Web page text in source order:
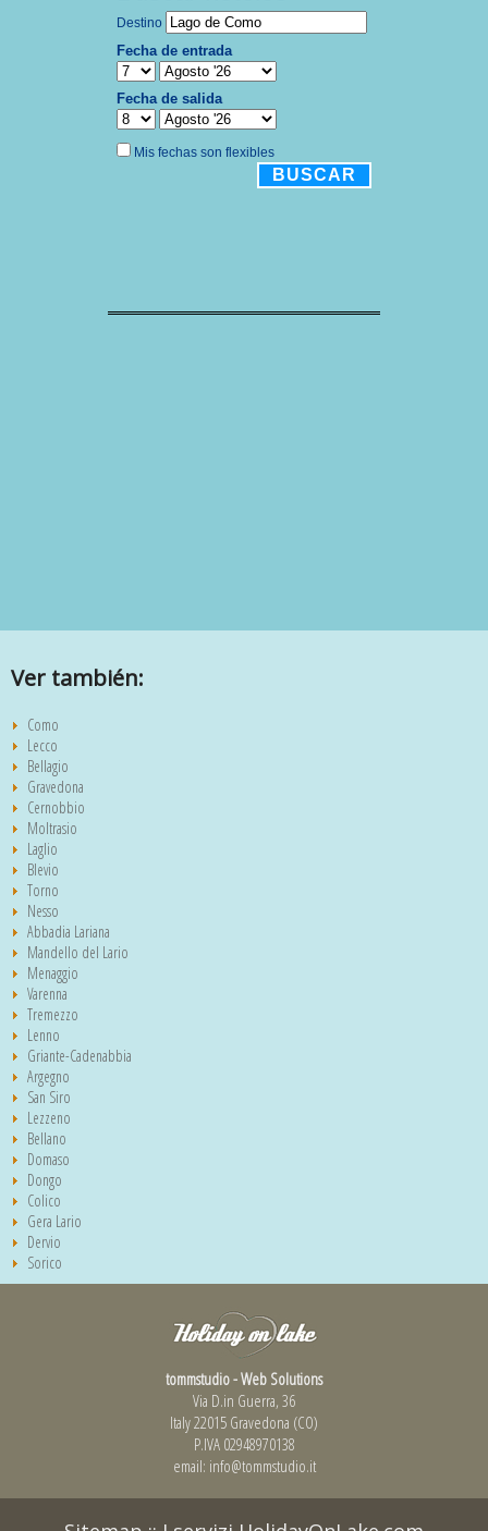
Ver también:
Como
Lecco
Bellagio
Gravedona
Cernobbio
Moltrasio
Laglio
Blevio
Torno
Nesso
Abbadia Lariana
Mandello del Lario
Menaggio
Varenna
Tremezzo
Lenno
Griante-Cadenabbia
Argegno
San Siro
Lezzeno
Bellano
Domaso
Dongo
Colico
Gera Lario
Dervio
Sorico
tommstudio - Web Solutions
Via D.in Guerra, 36
Italy 22015 Gravedona (CO)
P.IVA 02948970138
email: info@tommstudio.it